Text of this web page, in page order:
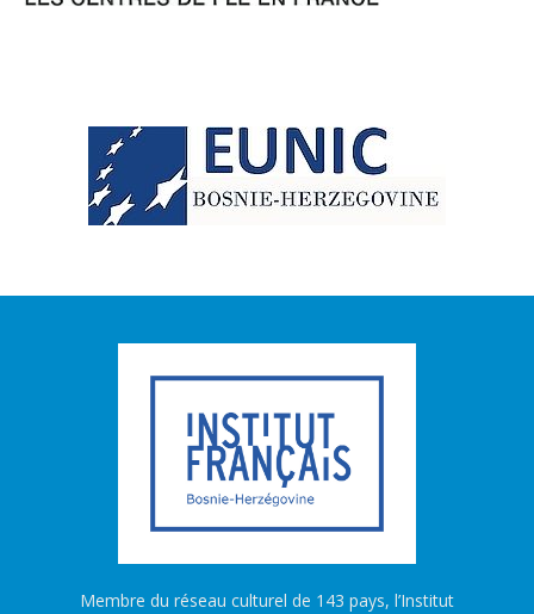
Membre du réseau culturel de 143 pays, l’Institut